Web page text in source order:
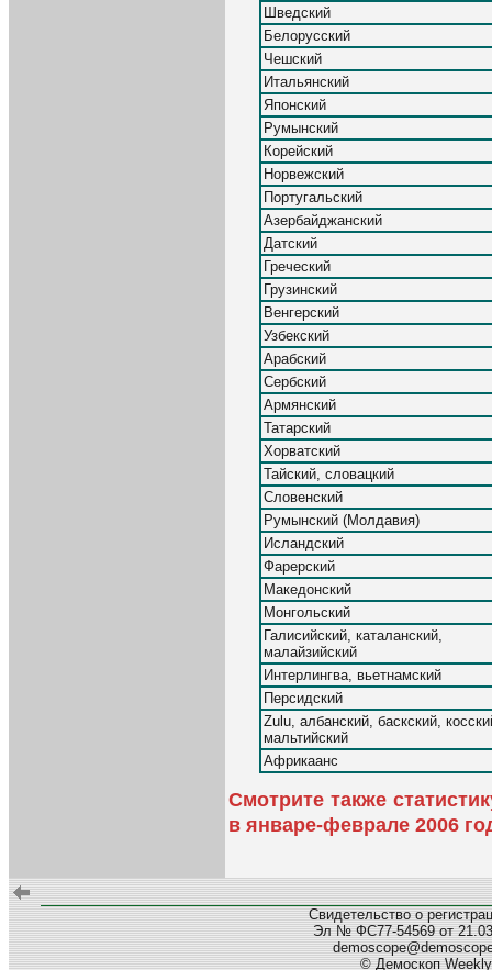
Шведский
Белорусский
Чешский
Итальянский
Японский
Румынский
Корейский
Норвежский
Португальский
Азербайджанский
Датский
Греческий
Грузинский
Венгерский
Узбекский
Арабский
Сербский
Армянский
Татарский
Хорватский
Тайский, словацкий
Словенский
Румынский (Молдавия)
Исландский
Фарерский
Македонский
Монгольский
Галисийский, каталанский,
малайзийский
Интерлингва, вьетнамский
Персидский
Zulu, албанский, баскский,
мальтийский
Африкаанс
Смотрите также
в январе-феврале 2006
Свидетельство о
Эл № ФС77-54569 от
© Демоскоп Weekly